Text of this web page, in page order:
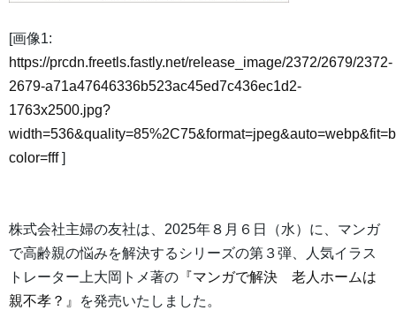
[画像1:
https://prcdn.freetls.fastly.net/release_image/2372/2679/2372-
2679-a71a47646336b523ac45ed7c436ec1d2-
1763x2500.jpg?
color=fff]
株式会社主婦の友社は、2025年８月６日（水）に、マンガ
で高齢親の悩みを解決するシリーズの第３弾、人気イラス
トレーター上大岡トメ著の 『マンガで解決 老人ホームは
親不孝？』
を発売いたしました。